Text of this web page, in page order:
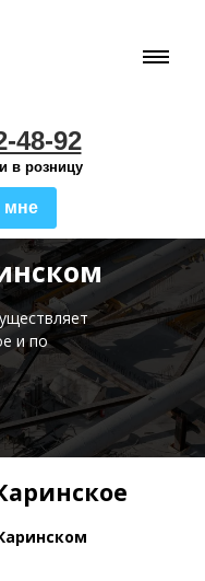
48-92
в розницу
мне
и по